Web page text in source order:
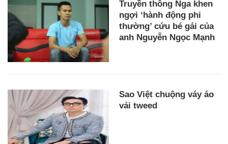
Truyền thông Nga khen
ngợi ‘hành động phi
thường’ cứu bé gái của
anh Nguyễn Ngọc Mạnh
Sao Việt chuộng váy áo
vải tweed